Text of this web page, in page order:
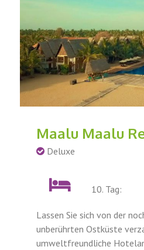
Maalu Maalu
Deluxe
10. Tag:
Lassen Sie sich von der
unberührten Ostküste
umweltfreundliche